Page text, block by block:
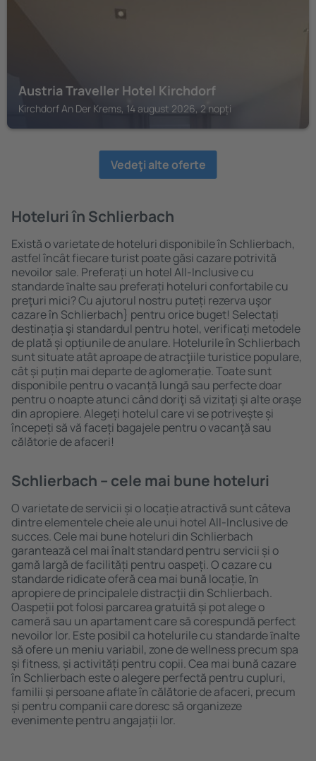
Austria Traveller Hotel Kirchdorf
Kirchdorf An Der Krems, 14 august 2026, 2 nopți
Vedeţi alte oferte
Hoteluri în Schlierbach
Există o varietate de hoteluri disponibile în Schlierbach,
astfel încât fiecare turist poate găsi cazare potrivită
nevoilor sale. Preferați un hotel All-Inclusive cu
standarde ȋnalte sau preferați hoteluri confortabile cu
preţuri mici? Cu ajutorul nostru puteți rezerva uşor
cazare în Schlierbach} pentru orice buget! Selectați
destinația şi standardul pentru hotel, verificați metodele
de plată și opțiunile de anulare. Hotelurile în Schlierbach
sunt situate atât aproape de atracţiile turistice populare,
cât și puțin mai departe de aglomerație. Toate sunt
disponibile pentru o vacanță lungă sau perfecte doar
pentru o noapte atunci când doriţi să vizitaţi şi alte oraşe
din apropiere. Alegeți hotelul care vi se potriveşte și
începeți să vă faceți bagajele pentru o vacanţă sau
călătorie de afaceri!
Schlierbach – cele mai bune hoteluri
O varietate de servicii și o locație atractivă sunt câteva
dintre elementele cheie ale unui hotel All-Inclusive de
succes. Cele mai bune hoteluri din Schlierbach
garantează cel mai înalt standard pentru servicii și o
gamă largă de facilități pentru oaspeți. O cazare cu
standarde ridicate oferă cea mai bună locație, ȋn
apropiere de principalele distracţii din Schlierbach.
Oaspeții pot folosi parcarea gratuită și pot alege o
cameră sau un apartament care să corespundă perfect
nevoilor lor. Este posibil ca hotelurile cu standarde ȋnalte
să ofere un meniu variabil, zone de wellness precum spa
și fitness, și activități pentru copii. Cea mai bună cazare
în Schlierbach este o alegere perfectă pentru cupluri,
familii și persoane aflate în călătorie de afaceri, precum
și pentru companii care doresc să organizeze
evenimente pentru angajații lor.